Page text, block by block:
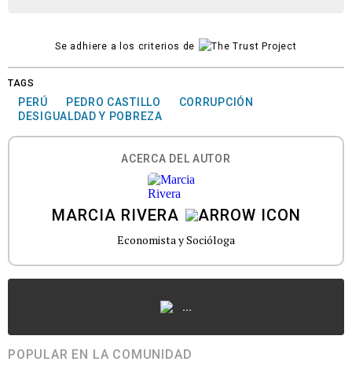
Se adhiere a los criterios de
TAGS
PERÚ PEDRO CASTILLO
CORRUPCIÓN
DESIGUALDAD Y POBREZA
ACERCA DEL AUTOR
MARCIA RIVERA
Economista y Socióloga
...
POPULAR EN LA COMUNIDAD